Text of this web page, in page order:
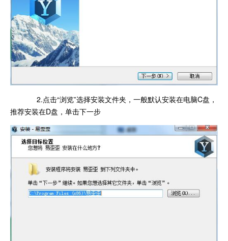
2.点击“浏览”选择安装文件夹，一般默认安装在电脑C盘，
推荐安装在D盘，单击下一步